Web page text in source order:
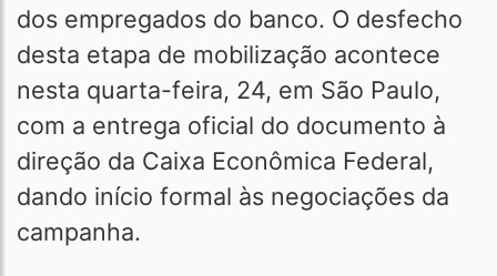
dos empregados do banco. O desfecho
desta etapa de mobilização acontece
nesta quarta-feira, 24, em São Paulo,
com a entrega oficial do documento à
direção da Caixa Econômica Federal,
dando início formal às negociações da
campanha.